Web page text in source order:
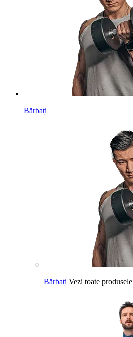
Bărbați
Bărbați Vezi toate produsele